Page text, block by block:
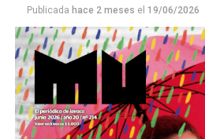
Este número 215 de MU ☝️viene
podría ser una frase:
Sin
Publicada hace 2 meses el 19/06/2026